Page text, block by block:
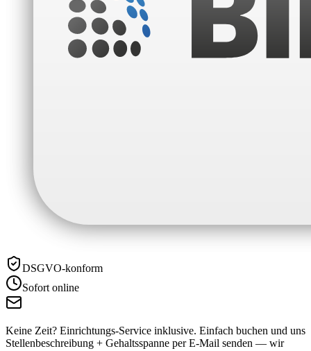
DSGVO-konform
Sofort online
Keine Zeit? Einrichtungs-Service inklusive. Einfach buchen und uns
Stellenbeschreibung + Gehaltsspanne per E-Mail senden — wir